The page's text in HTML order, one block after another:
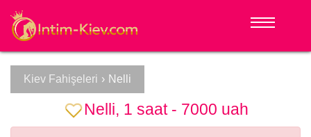
Kiev Fahişeleri › Nelli
Nelli, 1 saat - 7000 uah